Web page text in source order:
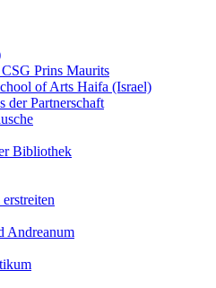
Prins Maurits
of Arts Haifa (Israel)
der Partnerschaft
Bibliothek
Andreanum